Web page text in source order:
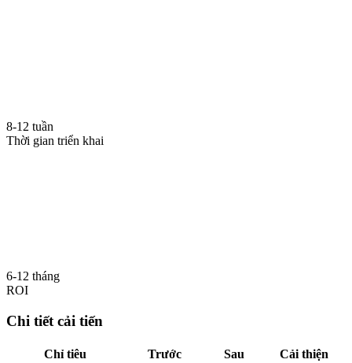
8-12 tuần
Thời gian triển khai
6-12 tháng
ROI
Chi tiết cải tiến
Chỉ tiêu Trước Sau
Cải thiện